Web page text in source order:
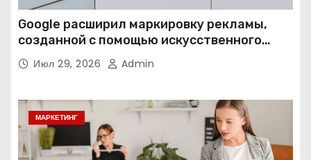
Google расширил маркировку рекламы,
созданной с помощью искусственного
интеллекта
Июл 29, 2026 Admin
МАРКЕТИНГ